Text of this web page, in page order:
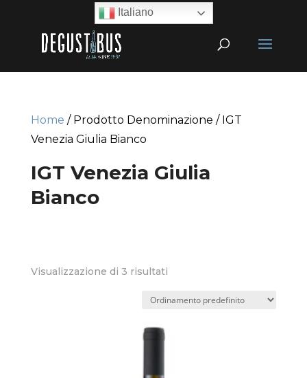
Home / Prodotto Denominazione / IGT
Venezia Giulia Bianco
IGT Venezia Giulia
Bianco
Visualizzazione di 3 risultati
Italiano